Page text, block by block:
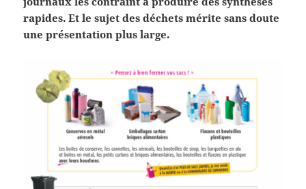
rapides. Et le sujet des déchets mérite sans doute
une présentation plus large.